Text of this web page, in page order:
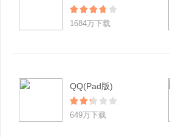
1684万下载
QQ(Pad版)
649万下载